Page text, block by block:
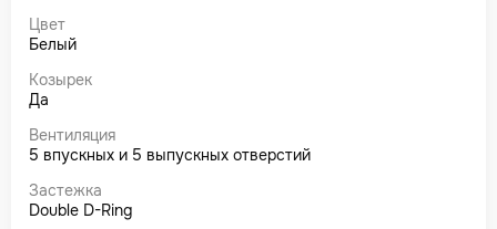
Цвет
Белый
Козырек
Да
Вентиляция
5 впускных и 5 выпускных отверстий
Застежка
Double D-Ring